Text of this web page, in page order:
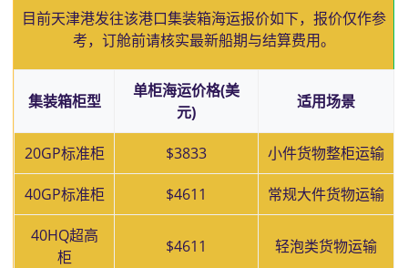
目前天津港发往该港口集装箱海运报价如下，报价仅作参
考，订舱前请核实最新船期与结算费用。
集装箱柜型
单柜海运价格(美
元)
适用场景
20GP标准柜 $3833 小件货物整柜运输
40GP标准柜 $4611 常规大件货物运输
40HQ超高
柜
$4611 轻泡类货物运输